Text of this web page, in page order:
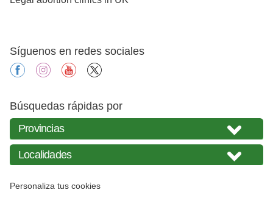
Síguenos en redes sociales
facebookinstagramyoutube
Búsquedas rápidas por
Personaliza tus cookies